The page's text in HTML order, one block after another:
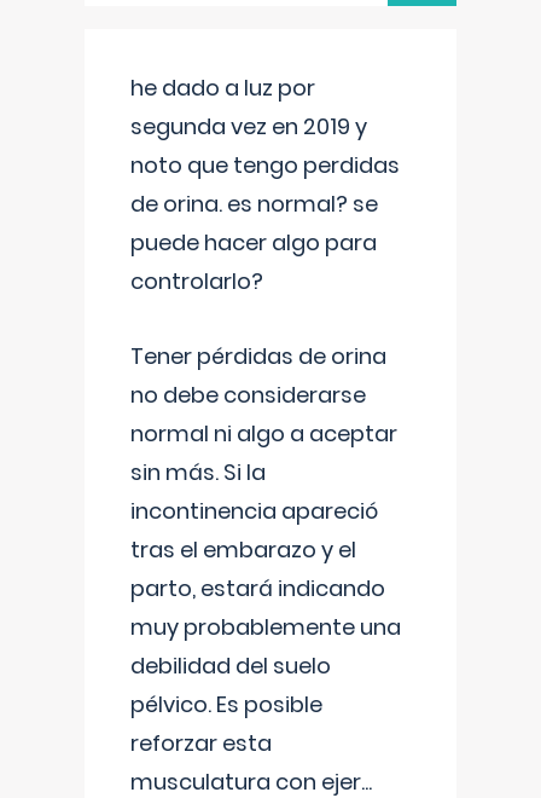
he dado a luz por
segunda vez en 2019 y
noto que tengo perdidas
de orina. es normal? se
puede hacer algo para
controlarlo?
Tener pérdidas de orina
no debe considerarse
normal ni algo a aceptar
sin más. Si la
incontinencia apareció
tras el embarazo y el
parto, estará indicando
muy probablemente una
debilidad del suelo
pélvico. Es posible
reforzar esta
musculatura con ejer...